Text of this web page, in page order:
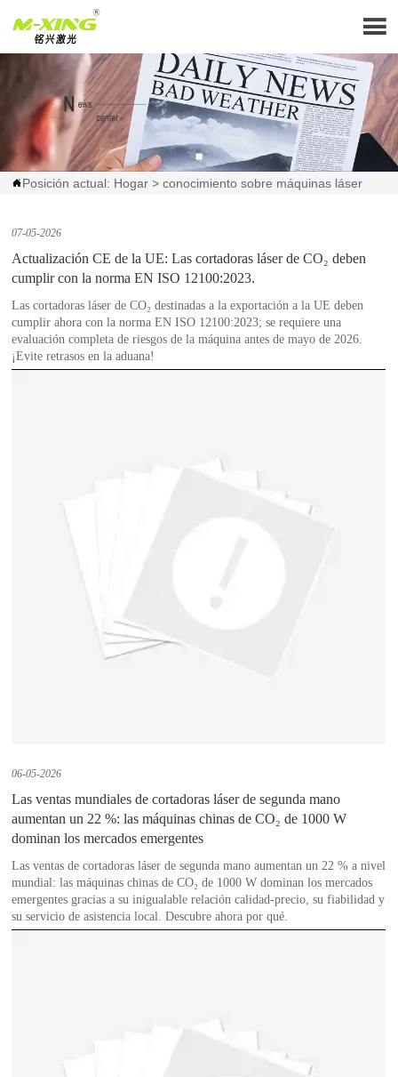

Posición actual: Hogar >conocimiento sobre máquinas láser
07-05-2026
Actualización CE de la UE: Las cortadoras láser de CO₂ deben
cumplir con la norma EN ISO 12100:2023.
Las cortadoras láser de CO₂ destinadas a la exportación a la UE deben
cumplir ahora con la norma EN ISO 12100:2023; se requiere una
evaluación completa de riesgos de la máquina antes de mayo de 2026.
¡Evite retrasos en la aduana!
06-05-2026
Las ventas mundiales de cortadoras láser de segunda mano
aumentan un 22 %: las máquinas chinas de CO₂ de 1000 W
dominan los mercados emergentes
Las ventas de cortadoras láser de segunda mano aumentan un 22 % a nivel
mundial: las máquinas chinas de CO₂ de 1000 W dominan los mercados
emergentes gracias a su inigualable relación calidad-precio, su fiabilidad y
su servicio de asistencia local. Descubre ahora por qué.